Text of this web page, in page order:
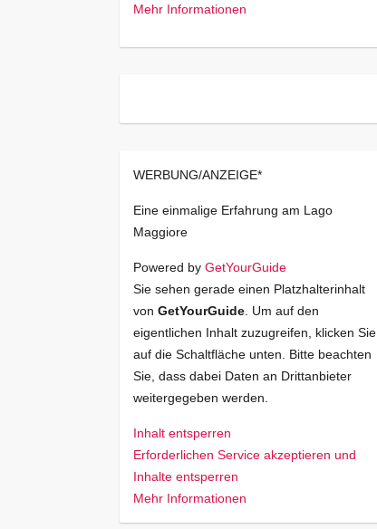
Mehr Informationen
WERBUNG/ANZEIGE*
Eine einmalige Erfahrung am Lago
Maggiore
Powered by GetYourGuide
Sie sehen gerade einen Platzhalterinhalt
von GetYourGuide. Um auf den
eigentlichen Inhalt zuzugreifen, klicken Sie
auf die Schaltfläche unten. Bitte beachten
Sie, dass dabei Daten an Drittanbieter
weitergegeben werden.
Inhalt entsperren
Erforderlichen Service akzeptieren und
Inhalte entsperren
Mehr Informationen